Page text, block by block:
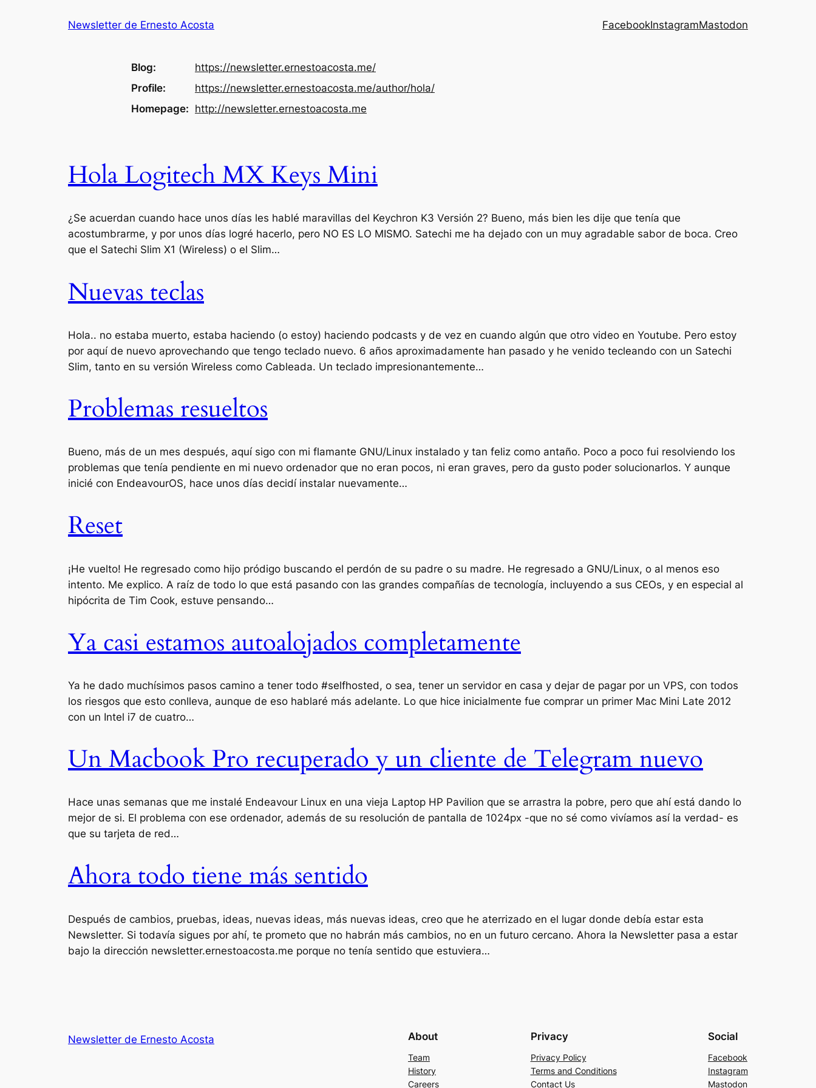
Newsletter de Ernesto Acosta FacebookInstagramMastodon
Blog https://newsletter.ernestoacosta.me/
Profile
https://newsletter.ernestoacosta.me/author/hola/
Homepage
http://newsletter.ernestoacosta.me
Hola Logitech MX Keys Mini
¿Se acuerdan cuando hace unos días les hablé maravillas del Keychron K3 Versión 2? Bueno, más bien les dije que tenía que
acostumbrarme, y por unos días logré hacerlo, pero NO ES LO MISMO. Satechi me ha dejado con un muy agradable sabor de boca. Creo
que el Satechi Slim X1 (Wireless) o el Slim…
Nuevas teclas
Hola.. no estaba muerto, estaba haciendo (o estoy) haciendo podcasts y de vez en cuando algún que otro video en Youtube. Pero estoy
por aquí de nuevo aprovechando que tengo teclado nuevo. 6 años aproximadamente han pasado y he venido tecleando con un Satechi
Slim, tanto en su versión Wireless como Cableada. Un teclado impresionantemente…
Problemas resueltos
Bueno, más de un mes después, aquí sigo con mi flamante GNU/Linux instalado y tan feliz como antaño. Poco a poco fui resolviendo los
problemas que tenía pendiente en mi nuevo ordenador que no eran pocos, ni eran graves, pero da gusto poder solucionarlos. Y aunque
inicié con EndeavourOS, hace unos días decidí instalar nuevamente…
Reset
¡He vuelto! He regresado como hijo pródigo buscando el perdón de su padre o su madre. He regresado a GNU/Linux, o al menos eso
intento. Me explico. A raíz de todo lo que está pasando con las grandes compañías de tecnología, incluyendo a sus CEOs, y en especial al
hipócrita de Tim Cook, estuve pensando…
Ya casi estamos autoalojados completamente
Ya he dado muchísimos pasos camino a tener todo #selfhosted, o sea, tener un servidor en casa y dejar de pagar por un VPS, con todos
los riesgos que esto conlleva, aunque de eso hablaré más adelante. Lo que hice inicialmente fue comprar un primer Mac Mini Late 2012
con un Intel i7 de cuatro…
Un Macbook Pro recuperado y un cliente de Telegram nuevo
Hace unas semanas que me instalé Endeavour Linux en una vieja Laptop HP Pavilion que se arrastra la pobre, pero que ahí está dando lo
mejor de si. El problema con ese ordenador, además de su resolución de pantalla de 1024px -que no sé como vivíamos así la verdad- es
que su tarjeta de red…
Ahora todo tiene más sentido
Después de cambios, pruebas, ideas, nuevas ideas, más nuevas ideas, creo que he aterrizado en el lugar donde debía estar esta
Newsletter. Si todavía sigues por ahí, te prometo que no habrán más cambios, no en un futuro cercano. Ahora la Newsletter pasa a estar
bajo la dirección newsletter.ernestoacosta.me porque no tenía sentido que estuviera…
Newsletter de Ernesto Acosta About
Team
History
Careers
Privacy
Privacy Policy
Terms and Conditions
Contact Us
Social
Facebook
Instagram
Mastodon